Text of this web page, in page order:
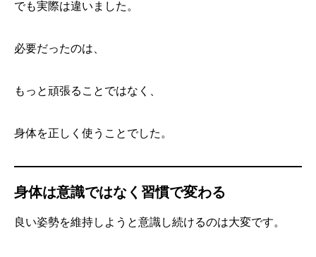
でも実際は違いました。
必要だったのは、
もっと頑張ることではなく、
身体を正しく使うことでした。
身体は意識ではなく習慣で変わる
良い姿勢を維持しようと意識し続けるのは大変です。